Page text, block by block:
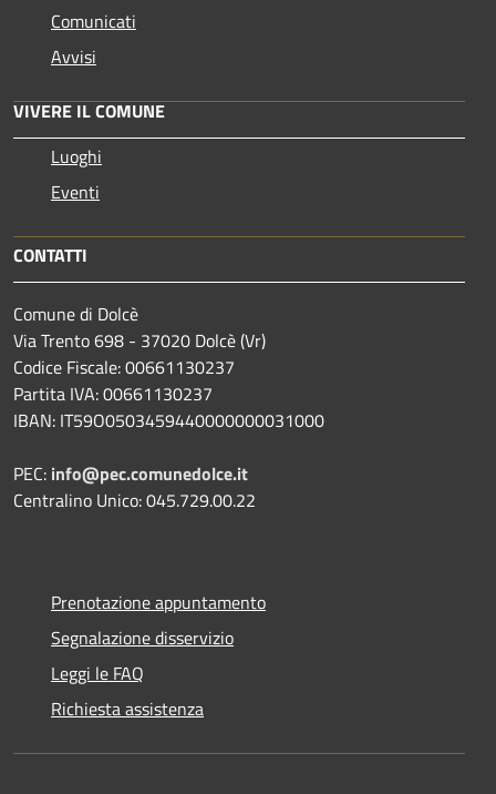
Comunicati
Avvisi
VIVERE IL COMUNE
Luoghi
Eventi
CONTATTI
Comune di Dolcè
Via Trento 698 - 37020 Dolcè (Vr)
Codice Fiscale: 00661130237
Partita IVA: 00661130237
IBAN: IT59O0503459440000000031000
PEC: info@pec.comunedolce.it
Centralino Unico: 045.729.00.22
Prenotazione appuntamento
Segnalazione disservizio
Leggi le FAQ
Richiesta assistenza